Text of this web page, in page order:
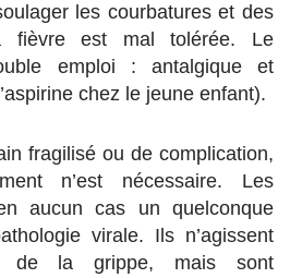
les courbatures et des
fièvre est mal tolérée. Le
emploi : antalgique et
chez le jeune enfant).
fragilisé ou de complication,
n’est nécessaire. Les
aucun cas un quelconque
virale. Ils n’agissent
la grippe, mais sont